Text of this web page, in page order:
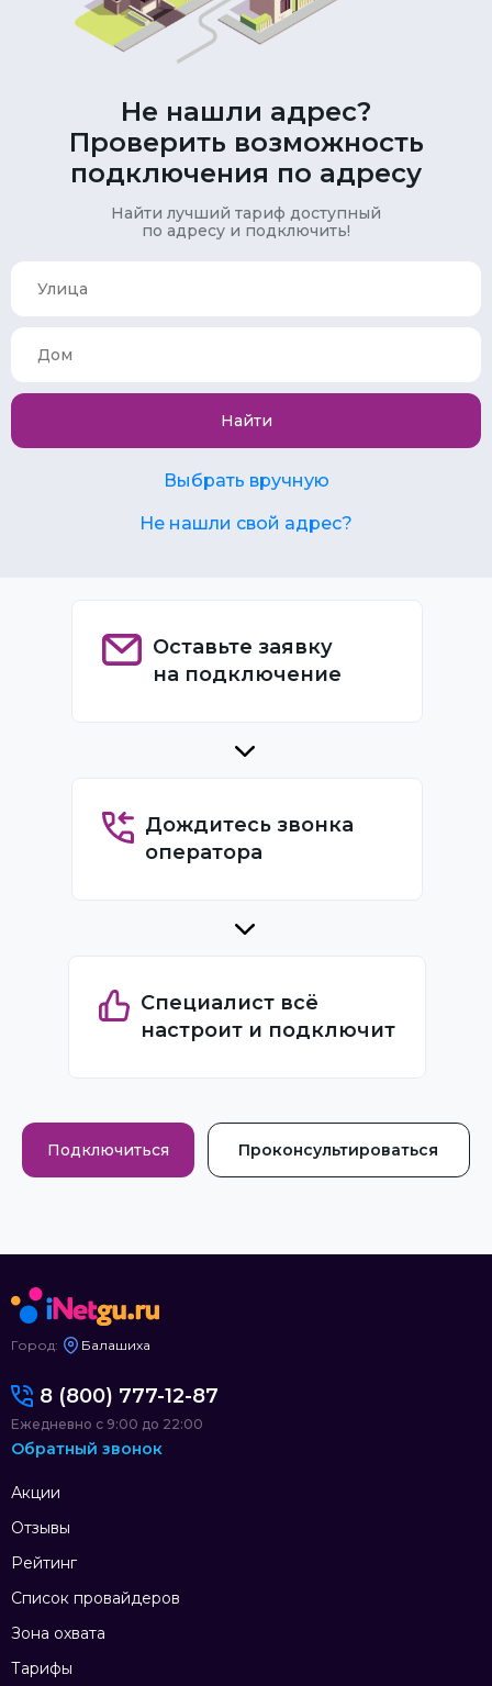
Не нашли адрес?
Проверить возможность
подключения по адресу
Найти лучший тариф доступный
по адресу и подключить!
Найти
Выбрать вручную
Не нашли свой адрес?
Оставьте заявку
на подключение
Дождитесь звонка
оператора
Специалист всё
настроит и подключит
Подключиться Проконсультироваться
Город: Балашиха
Акции
Отзывы
Рейтинг
Список провайдеров
Зона охвата
Тарифы
8 (800) 777-12-87
Ежедневно с 9:00 до 22:00
Обратный звонок